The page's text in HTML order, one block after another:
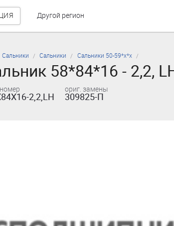
Другой регион
Сальники Сальники Сальники 50-59*х*х
58*84*16 - 2,2,
2,2,LH
ориг. замены
309825-П